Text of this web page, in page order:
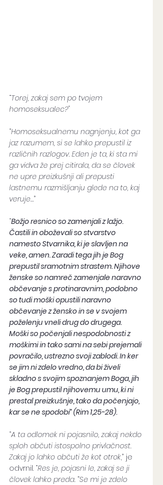
“Torej, zakaj sem po tvojem
homoseksualec?"
“Homoseksualnemu nagnjenju, kot ga
jaz razumem, si se lahko prepustil iz
različnih razlogov. Eden je ta, ki sta mi
ga vidva že prej citirala, da se človek
ne upre preizkušnji ali prepusti
lastnemu razmišljanju glede na to, kaj
veruje…”
“Božjo resnico so zamenjali z lažjo.
Častili in oboževali so stvarstvo
namesto Stvarnika, ki je slavljen na
veke, amen. Zaradi tega jih je Bog
prepustil sramotnim strastem. Njihove
ženske so namreč zamenjale naravno
občevanje s protinaravnim, podobno
so tudi moški opustili naravno
občevanje z žensko in se v svojem
poželenju vneli drug do drugega.
Moški so počenjali nespodobnosti z
moškimi in tako sami na sebi prejemali
povračilo, ustrezno svoji zablodi. In ker
se jim ni zdelo vredno, da bi živeli
skladno s svojim spoznanjem Boga, jih
je Bog prepustil njihovemu umu, ki ni
prestal preizkušnje, tako da počenjajo,
kar se ne spodobi” (Rim 1,25-28).
“A ta odlomek ni pojasnilo, zakaj nekdo
sploh občuti istospolno privlačnost.
Zakaj jo lahko občuti že kot otrok,” je
odvrnil. “Res je, pojasni le, zakaj se ji
človek lahko preda. ”Se mi je zdelo